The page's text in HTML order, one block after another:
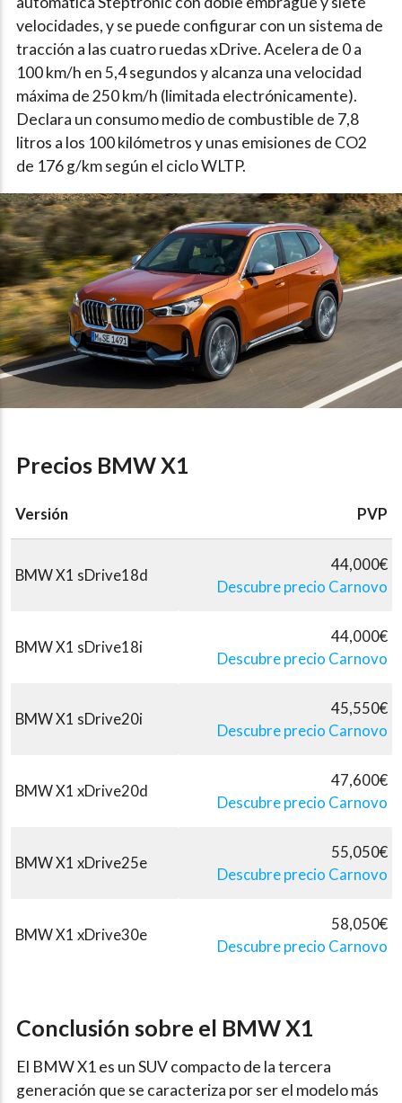
velocidades, y se puede configurar con un sistema de
tracción a las cuatro ruedas xDrive. Acelera de 0 a
100 km/h en 5,4 segundos y alcanza una velocidad
máxima de 250 km/h (limitada electrónicamente).
Declara un consumo medio de combustible de 7,8
litros a los 100 kilómetros y unas emisiones de CO2
de 176 g/km según el ciclo WLTP.
Precios BMW X1
Versión PVP
BMW X1 sDrive18d
44,000€
Descubre precio Carnovo
BMW X1 sDrive18i
44,000€
Descubre precio Carnovo
BMW X1 sDrive20i
45,550€
Descubre precio Carnovo
BMW X1 xDrive20d
47,600€
Descubre precio Carnovo
BMW X1 xDrive25e
55,050€
Descubre precio Carnovo
BMW X1 xDrive30e
58,050€
Descubre precio Carnovo
Conclusión sobre el BMW X1
El BMW X1 es un SUV compacto de la tercera
generación que se caracteriza por ser el modelo más